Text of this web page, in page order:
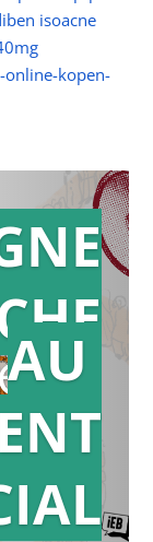
isoacne
kopen-
en
AU